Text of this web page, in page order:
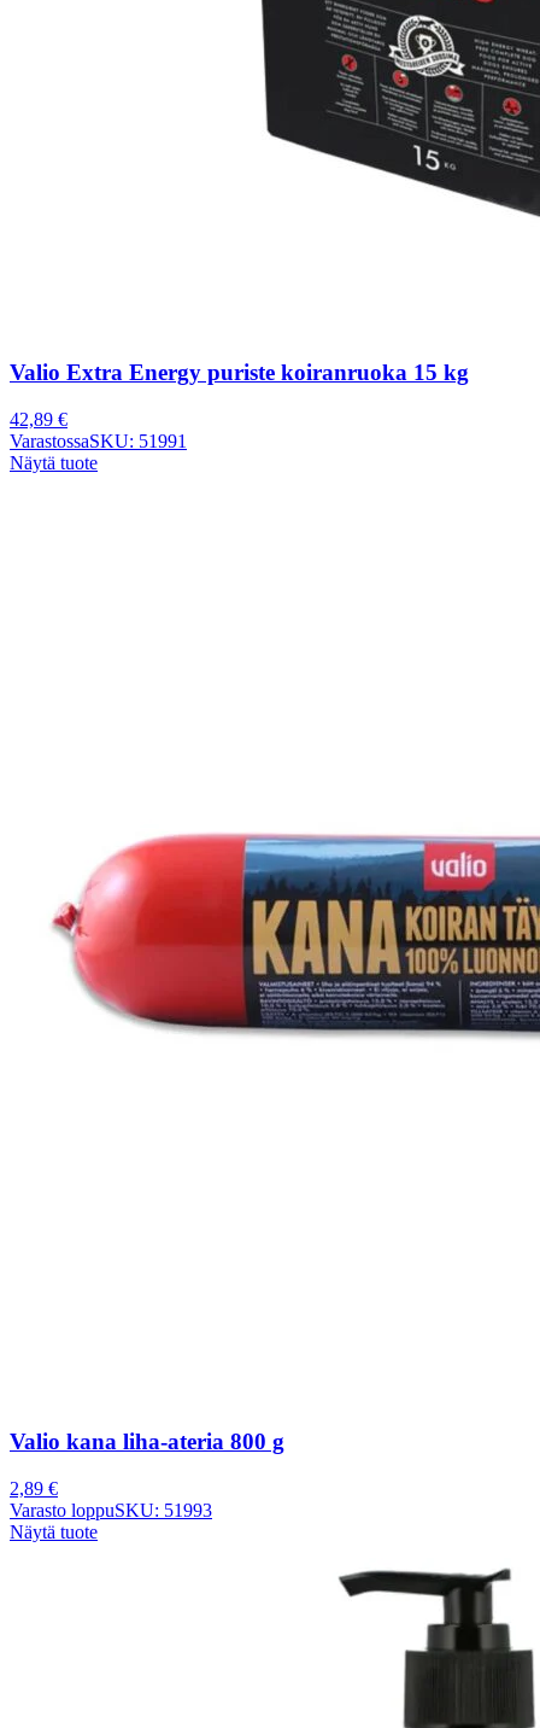
Valio Extra Energy puriste koiranruoka 15 kg
42,89 €
VarastossaSKU: 51991
Näytä tuote
Valio kana liha-ateria 800 g
2,89 €
Varasto loppuSKU: 51993
Näytä tuote